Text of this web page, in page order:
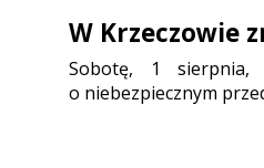
W Krzeczowie
Sobotę, 1 sierpnia,
o niebezpiecznym